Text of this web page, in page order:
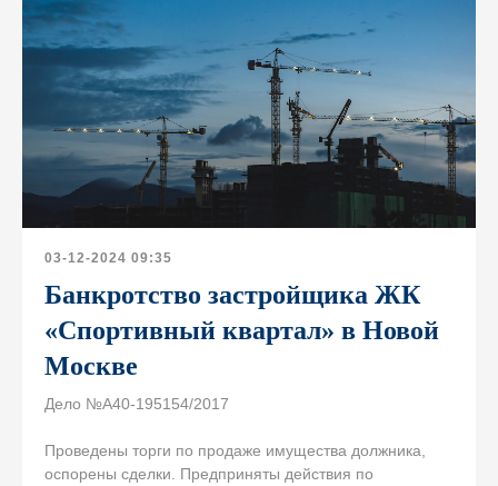
03-12-2024 09:35
Банкротство застройщика ЖК
«Спортивный квартал» в Новой
Москве
Дело №А40-195154/2017
Проведены торги по продаже имущества должника,
оспорены сделки. Предприняты действия по
Адрес офиса